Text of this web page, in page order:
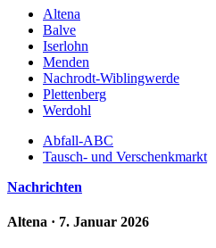
Altena
Balve
Iserlohn
Menden
Nachrodt-Wiblingwerde
Plettenberg
Werdohl
Abfall-ABC
Tausch- und Verschenkmarkt
Nachrichten
Altena · 7. Januar 2026